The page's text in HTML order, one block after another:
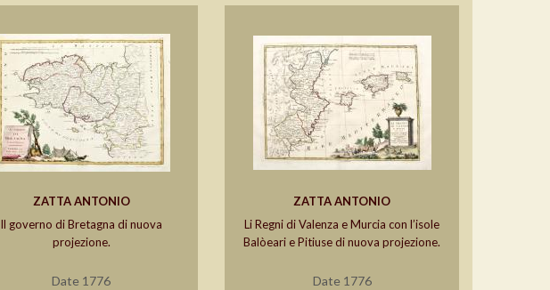
ZATTA ANTONIO
Il governo di Bretagna di nuova
projezione.
Date 1776
ZATTA ANTONIO
Li Regni di Valenza e Murcia con l’isole
Balòeari e Pitiuse di nuova projezione.
Date 1776